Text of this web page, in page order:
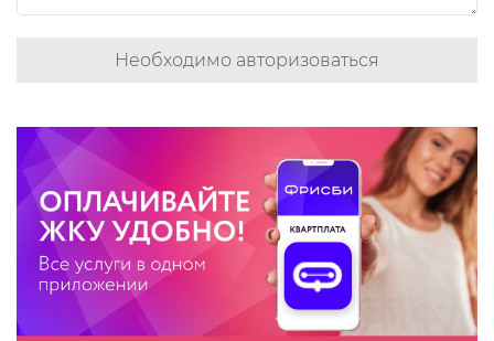
Необходимо авторизоваться